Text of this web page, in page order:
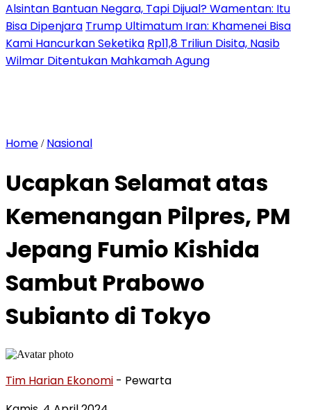
Alsintan Bantuan Negara, Tapi Dijual? Wamentan: Itu
Bisa Dipenjara Trump Ultimatum Iran: Khamenei Bisa
Kami Hancurkan Seketika Rp11,8 Triliun Disita, Nasib
Wilmar Ditentukan Mahkamah Agung
Home / Nasional
Ucapkan Selamat atas
Kemenangan Pilpres, PM
Jepang Fumio Kishida
Sambut Prabowo
Subianto di Tokyo
Tim Harian Ekonomi - Pewarta